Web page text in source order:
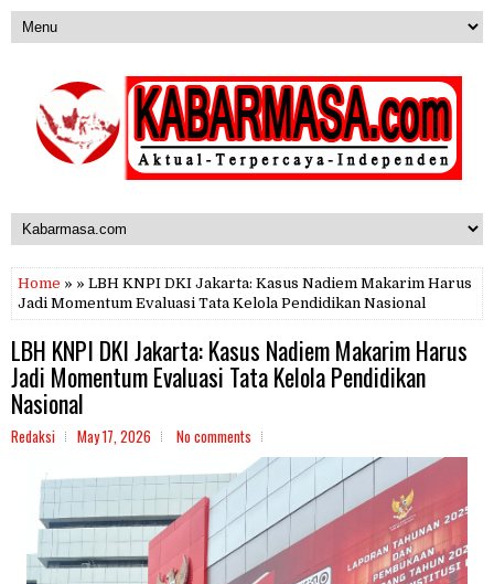
Home » » LBH KNPI DKI Jakarta: Kasus Nadiem Makarim Harus
Jadi Momentum Evaluasi Tata Kelola Pendidikan Nasional
LBH KNPI DKI Jakarta: Kasus Nadiem Makarim Harus
Jadi Momentum Evaluasi Tata Kelola Pendidikan
Nasional
Redaksi May 17, 2026 No comments